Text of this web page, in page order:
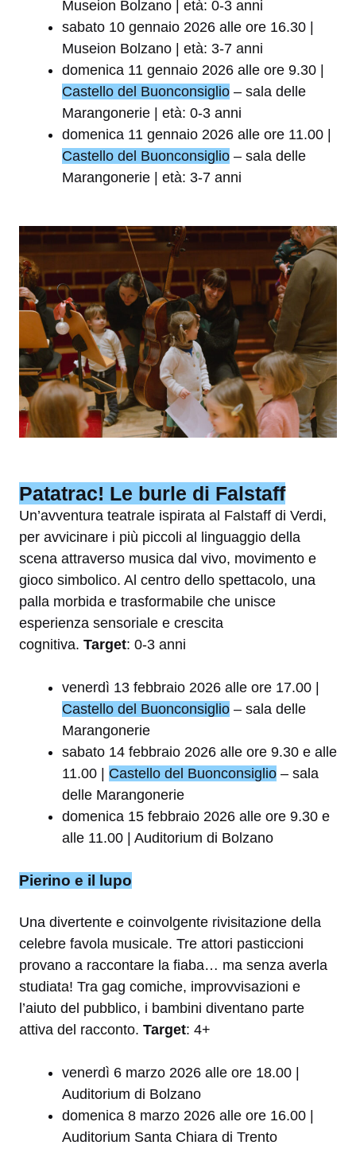
Museion Bolzano | età: 0-3 anni
sabato 10 gennaio 2026 alle ore 16.30 |
Museion Bolzano | età: 3-7 anni
domenica 11 gennaio 2026 alle ore 9.30 |
Castello del Buonconsiglio – sala delle
Marangonerie | età: 0-3 anni
domenica 11 gennaio 2026 alle ore 11.00 |
Castello del Buonconsiglio – sala delle
Marangonerie | età: 3-7 anni
Patatrac! Le burle di Falstaff
Un’avventura teatrale ispirata al Falstaff di Verdi,
per avvicinare i più piccoli al linguaggio della
scena attraverso musica dal vivo, movimento e
gioco simbolico. Al centro dello spettacolo, una
palla morbida e trasformabile che unisce
esperienza sensoriale e crescita
cognitiva. Target: 0-3 anni
venerdì 13 febbraio 2026 alle ore 17.00 |
Castello del Buonconsiglio – sala delle
Marangonerie
sabato 14 febbraio 2026 alle ore 9.30 e alle
11.00 | Castello del Buonconsiglio – sala
delle Marangonerie
domenica 15 febbraio 2026 alle ore 9.30 e
alle 11.00 | Auditorium di Bolzano
Pierino e il lupo
Una divertente e coinvolgente rivisitazione della
celebre favola musicale. Tre attori pasticcioni
provano a raccontare la fiaba… ma senza averla
studiata! Tra gag comiche, improvvisazioni e
l’aiuto del pubblico, i bambini diventano parte
attiva del racconto. Target: 4+
venerdì 6 marzo 2026 alle ore 18.00 |
Auditorium di Bolzano
domenica 8 marzo 2026 alle ore 16.00 |
Auditorium Santa Chiara di Trento